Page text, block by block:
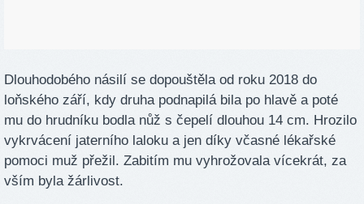
Dlouhodobého násilí se dopouštěla od roku 2018 do
loňského září, kdy druha podnapilá bila po hlavě a poté
mu do hrudníku bodla nůž s čepelí dlouhou 14 cm. Hrozilo
vykrvácení jaterního laloku a jen díky včasné lékařské
pomoci muž přežil. Zabitím mu vyhrožovala vícekrát, za
vším byla žárlivost.